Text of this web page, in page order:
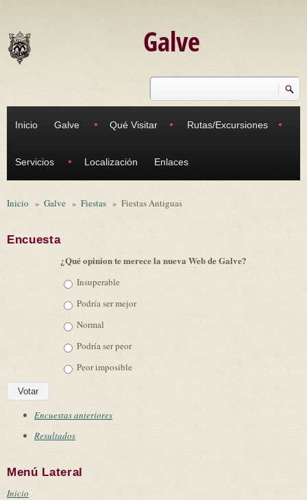
Galve
Formulario de búsqueda
Buscar
Inicio Galve Qué Visitar Rutas/Excursiones
Servicios Localización Enlaces
Inicio » Galve » Fiestas » Fiestas Antiguas
Encuesta
¿Qué opinion te merece la nueva Web de Galve?
Opciones
Insuperable
Podría ser mejor
Normal
Podría ser peor
Peor imposible
Encuestas anteriores
Resultados
Menú Lateral
Inicio